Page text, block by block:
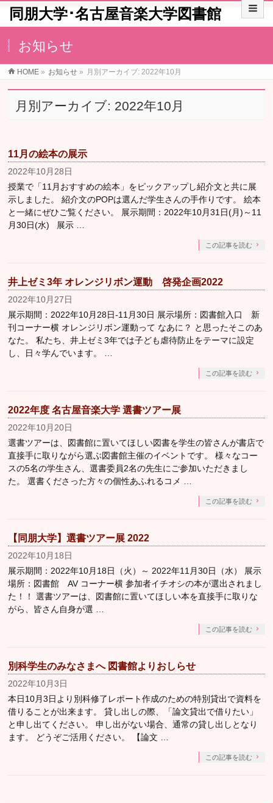
同朋大学･名古屋音楽大学図書館
お知らせ
HOME » お知らせ » 月別アーカイブ: 2022年10月
月別アーカイブ: 2022年10月
11月の絵本の展示
2022年10月28日
授業で「11月おすすめの絵本」をピックアップし紹介文と共に展
示しました。 紹介文のPOPは選んだ学生さんの手作りです。 絵本
と一緒にぜひご覧ください。 展示期間：2022年10月31日(月)～11
月30日(水) 展示 …
この記事を読む
井上ゼミ3年 オレンジリボン運動 啓発企画2022
2022年10月27日
展示期間：2022年10月28日-11月30日 展示場所：図書館入口 新
刊コーナー横 オレンジリボン運動って なあに？ と思ったそこのあ
なた。 私たち、井上ゼミ3年では子ども虐待防止をテーマに設定
し、日々学んでいます。 …
この記事を読む
2022年度 名古屋音楽大学 選書ツアー展
2022年10月20日
選書ツアーは、図書館に置いてほしい図書を学生の皆さんが書店で
直接手に取りながら選ぶ図書館主催のイベントです。 様々なコー
スの5名の学生さん、選書委員2名の先生にご参加いただきまし
た。 選書くださった方々の個性あふれるコメ …
この記事を読む
【同朋大学】選書ツアー展 2022
2022年10月18日
展示期間：2022年10月18日（火）～ 2022年11月30日（水） 展示
場所：図書館 AV コーナー横 参加者イチオシの本が選出されまし
た！！ 選書ツアーは、図書館に置いてほしい本を直接手に取りな
がら、皆さん自身が選 …
この記事を読む
別科学生のみなさまへ 図書館よりおしらせ
2022年10月3日
本日10月3日より別科修了レポート作成のための特別貸出で資料を
借りることが出来ます。 貸し出しの際、「論文貸出で借りたい」
と申し出てください。 申し出がない場合、通常の貸し出しとなり
ます。 どうぞご活用ください。 【論文 …
この記事を読む